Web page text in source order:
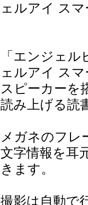
ェルアイ ス
「エンジェ
ェルアイ ス
スピーカーを
読み上げる読
メガネのフレ
文字情報を耳
きます。
撮影は自動で